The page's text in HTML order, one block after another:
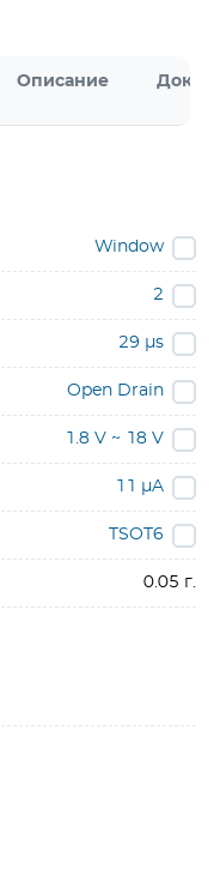
Описание
Window
2
29 µs
Open Drain
1.8 V ~ 18 V
11 µA
TSOT6
0.05 г.